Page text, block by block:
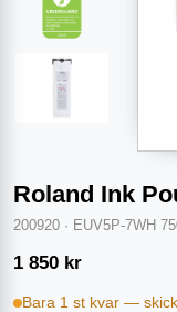
Roland Ink
200920 · EUV5P-7WH
1 850 kr
Bara 1 st kvar —